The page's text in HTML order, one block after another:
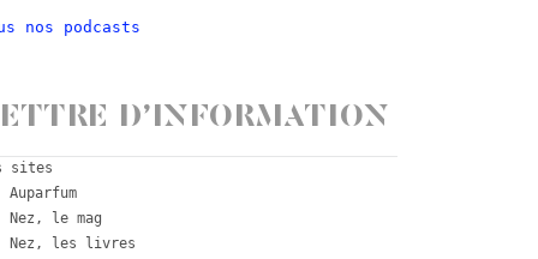
nos podcasts
d’information
sites
Auparfum
Nez, le mag
Nez, les livres